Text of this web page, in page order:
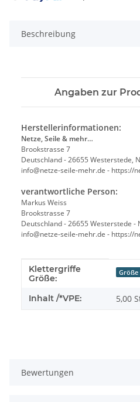
Beschreibung
Angaben zur
Herstellerinformationen:
Netze, Seile & mehr…
Brookstrasse 7
Deutschland - 26655 Westerstede,
info@netze-seile-mehr.de - https://
verantwortliche Person:
Markus Weiss
Brookstrasse 7
Deutschland - 26655 Westerstede -
info@netze-seile-mehr.de - https://
Produkteigenschaft
Wert
Klettergriffe
Größe:
Größe
Inhalt /*VPE: 5,00
Bewertungen